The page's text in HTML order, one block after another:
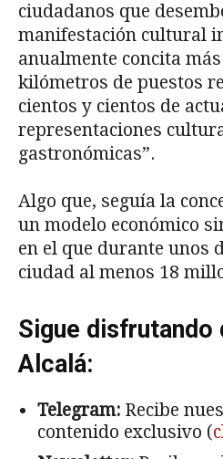
ciudadanos que
manifestación cultural
anualmente concita
kilómetros de puestos
cientos y cientos de
representaciones
gastronómicas”.
Algo que, seguía la
un modelo económico
en el que durante unos
ciudad al menos 18
Sigue disfrutando
Alcalá:
Telegram: Recibe
contenido exclusivo (